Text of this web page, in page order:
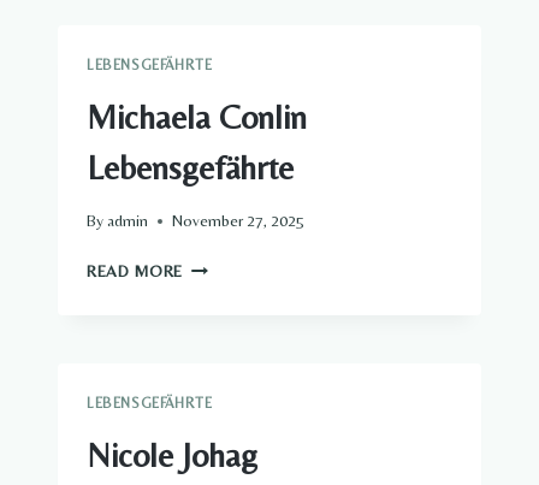
LEBENSGEFÄHRTE
Michaela Conlin
Lebensgefährte​
By admin November 27, 2025
READ MORE MICHAELA
LEBENSGEFÄHRTE
Nicole Johag